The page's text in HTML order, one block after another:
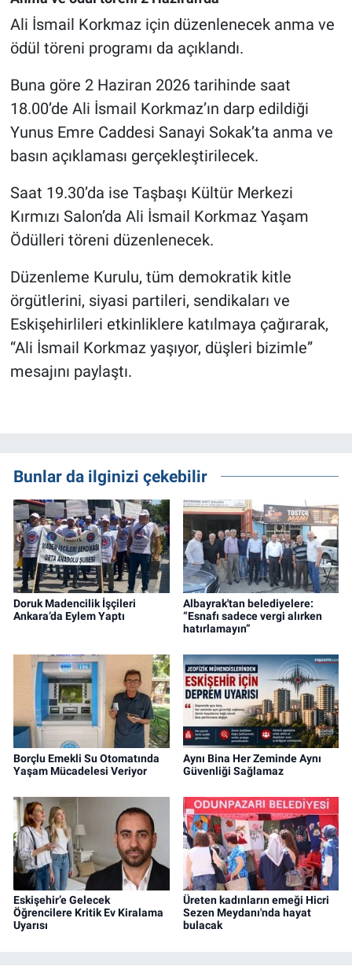
Ali İsmail Korkmaz için düzenlenecek anma ve
ödül töreni programı da açıklandı.
Buna göre 2 Haziran 2026 tarihinde saat
18.00’de Ali İsmail Korkmaz’ın darp edildiği
Yunus Emre Caddesi Sanayi Sokak’ta anma ve
basın açıklaması gerçekleştirilecek.
Saat 19.30’da ise Taşbaşı Kültür Merkezi
Kırmızı Salon’da Ali İsmail Korkmaz Yaşam
Ödülleri töreni düzenlenecek.
Düzenleme Kurulu, tüm demokratik kitle
örgütlerini, siyasi partileri, sendikaları ve
Eskişehirlileri etkinliklere katılmaya çağırarak,
“Ali İsmail Korkmaz yaşıyor, düşleri bizimle”
mesajını paylaştı.
Bunlar da ilginizi çekebilir
Doruk Madencilik İşçileri
Ankara’da Eylem Yaptı
Albayrak'tan belediyelere:
“Esnafı sadece vergi alırken
hatırlamayın”
Borçlu Emekli Su Otomatında
Yaşam Mücadelesi Veriyor
Aynı Bina Her Zeminde Aynı
Güvenliği Sağlamaz
Eskişehir’e Gelecek
Öğrencilere Kritik Ev Kiralama
Uyarısı
Üreten kadınların emeği Hicri
Sezen Meydanı'nda hayat
bulacak